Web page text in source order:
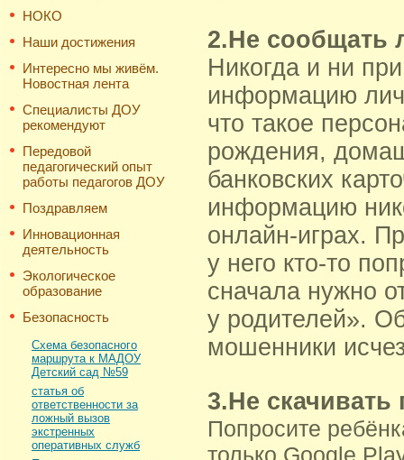
2.Не
Никогда и ни
информацию
что такое
рождения,
банковских
информацию
онлайн-играх.
у него кто-то
сначала нужно
у родителей».
мошенники
3.Не
Попросите
только Google
НОКО
Наши достижения
Интересно мы живём.
Новостная лента
Специалисты ДОУ
рекомендуют
Передовой
педагогический опыт
работы педагогов ДОУ
Поздравляем
Инновационная
деятельность
Экологическое
образование
Безопасность
Схема безопасного
маршрута к МАДОУ
Детский сад №59
статья об
ответственности за
ложный вызов
экстренных
оперативных служб